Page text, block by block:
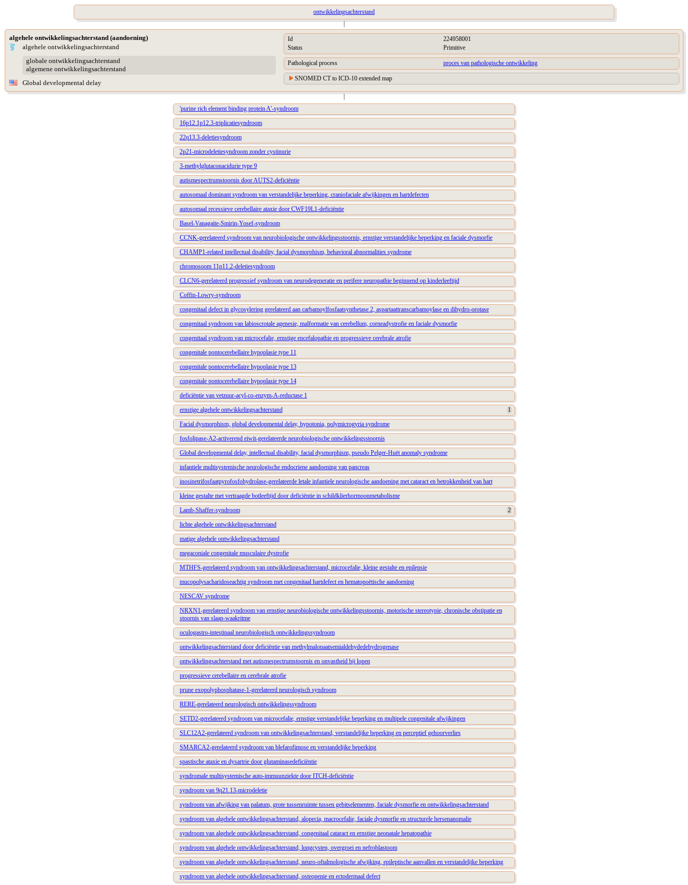
ontwikkelingsachterstand
|
algehele ontwikkelingsachterstand (aandoening)
algehele ontwikkelingsachterstand
globale ontwikkelingsachterstand
algemene ontwikkelingsachterstand
Global developmental delay
Id
224958001
Status
Primitive
Pathological process proces van pathologische ontwikkeling
SNOMED CT to ICD-10 extended map
|
'purine rich element binding protein A'-syndroom
16p12.1p12.3-triplicatiesyndroom
22q13.3-deletiesyndroom
2p21-microdeletiesyndroom zonder cystinurie
3-methylglutaconacidurie type 9
autismespectrumstoornis door AUTS2-deficiëntie
autosomaal dominant syndroom van verstandelijke beperking, craniofaciale afwijkingen en hartdefecten
autosomaal recessieve cerebellaire ataxie door CWF19L1-deficiëntie
Basel-Vanagaite-Smirin-Yosef-syndroom
CCNK-gerelateerd syndroom van neurobiologische ontwikkelingsstoornis, ernstige verstandelijke beperking en faciale dysmorfie
CHAMP1-related intellectual disability, facial dysmorphism, behavioral abnormalities syndrome
chromosoom 11p11.2-deletiesyndroom
CLCN6-gerelateerd progressief syndroom van neurodegeneratie en perifere neuropathie beginnend op kinderleeftijd
Coffin-Lowry-syndroom
congenitaal defect in glycosylering gerelateerd aan carbamoylfosfaatsynthetase 2, aspartaattranscarbamoylase en dihydro-orotase
congenitaal syndroom van labioscrotale agenesie, malformatie van cerebellum, corneadystrofie en faciale dysmorfie
congenitaal syndroom van microcefalie, ernstige encefalopathie en progressieve cerebrale atrofie
congenitale pontocerebellaire hypoplasie type 11
congenitale pontocerebellaire hypoplasie type 13
congenitale pontocerebellaire hypoplasie type 14
deficiëntie van vetzuur-acyl-co-enzym-A-reductase 1
ernstige algehele ontwikkelingsachterstand
1
Facial dysmorphism, global developmental delay, hypotonia, polymicrogyria syndrome
fosfolipase-A2-activerend eiwit-gerelateerde neurobiologische ontwikkelingsstoornis
Global developmental delay, intellectual disability, facial dysmorphism, pseudo Pelger-Huët anomaly syndrome
infantiele multisystemische neurologische endocriene aandoening van pancreas
inosinetrifosfaatpyrofosfohydrolase-gerelateerde letale infantiele neurologische aandoening met cataract en betrokkenheid van hart
kleine gestalte met vertraagde botleeftijd door deficiëntie in schildklierhormoonmetabolisme
Lamb-Shaffer-syndroom
2
lichte algehele ontwikkelingsachterstand
matige algehele ontwikkelingsachterstand
megaconiale congenitale musculaire dystrofie
MTHFS-gerelateerd syndroom van ontwikkelingsachterstand, microcefalie, kleine gestalte en epilepsie
mucopolysacharidoseachtig syndroom met congenitaal hartdefect en hematopoëtische aandoening
NESCAV syndrome
NRXN1-gerelateerd syndroom van ernstige neurobiologische ontwikkelingsstoornis, motorische stereotypie, chronische obstipatie en
stoornis van slaap-waakritme
oculogastro-intestinaal neurobiologisch ontwikkelingssyndroom
ontwikkelingsachterstand door deficiëntie van methylmalonaatsemialdehydedehydrogenase
ontwikkelingsachterstand met autismespectrumstoornis en onvastheid bij lopen
progressieve cerebellaire en cerebrale atrofie
prune exopolyphosphatase-1-gerelateerd neurologisch syndroom
RERE-gerelateerd neurologisch ontwikkelingssyndroom
SETD2-gerelateerd syndroom van microcefalie, ernstige verstandelijke beperking en multipele congenitale afwijkingen
SLC12A2-gerelateerd syndroom van ontwikkelingsachterstand, verstandelijke beperking en perceptief gehoorverlies
SMARCA2-gerelateerd syndroom van blefarofimose en verstandelijke beperking
spastische ataxie en dysartrie door glutaminasedeficiëntie
syndromale multisystemische auto-immuunziekte door ITCH-deficiëntie
syndroom van 9q21.13-microdeletie
syndroom van afwijking van palatum, grote tussenruimte tussen gebitselementen, faciale dysmorfie en ontwikkelingsachterstand
syndroom van algehele ontwikkelingsachterstand, alopecia, macrocefalie, faciale dysmorfie en structurele hersenanomalie
syndroom van algehele ontwikkelingsachterstand, congenitaal cataract en ernstige neonatale hepatopathie
syndroom van algehele ontwikkelingsachterstand, longcysten, overgroei en nefroblastoom
syndroom van algehele ontwikkelingsachterstand, neuro-oftalmologische afwijking, epileptische aanvallen en verstandelijke beperking
syndroom van algehele ontwikkelingsachterstand, osteopenie en ectodermaal defect